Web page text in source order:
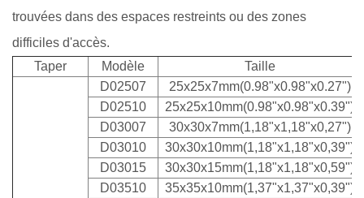
trouvées dans des espaces restreints ou des zones
difficiles d'accès.
Taper
Modèle Taille
D02507
25x25x7mm(0.98"x0.98"x0.27")
D02510
25x25x10mm(0.98"x0.98"x0.39")
D03007
30x30x7mm(1,18"x1,18"x0,27")
D03010
30x30x10mm(1,18"x1,18"x0,39")
D03015
30x30x15mm(1,18"x1,18"x0,59")
D03510
35x35x10mm(1,37"x1,37"x0,39")